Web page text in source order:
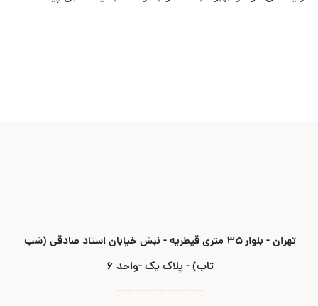
تهران - بلوار ۳۵ متری قیطریه - نبش خیابان استاد صادقی (شب
تاب) - پلاک یک -واحد ۶